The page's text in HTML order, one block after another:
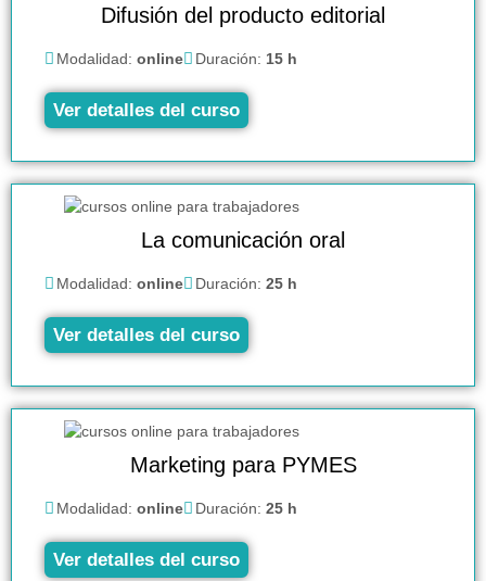
Difusión del producto editorial
Modalidad: online Duración: 15 h
Ver detalles del curso
La comunicación oral
Modalidad: online Duración: 25 h
Ver detalles del curso
Marketing para PYMES
Modalidad: online Duración: 25 h
Ver detalles del curso